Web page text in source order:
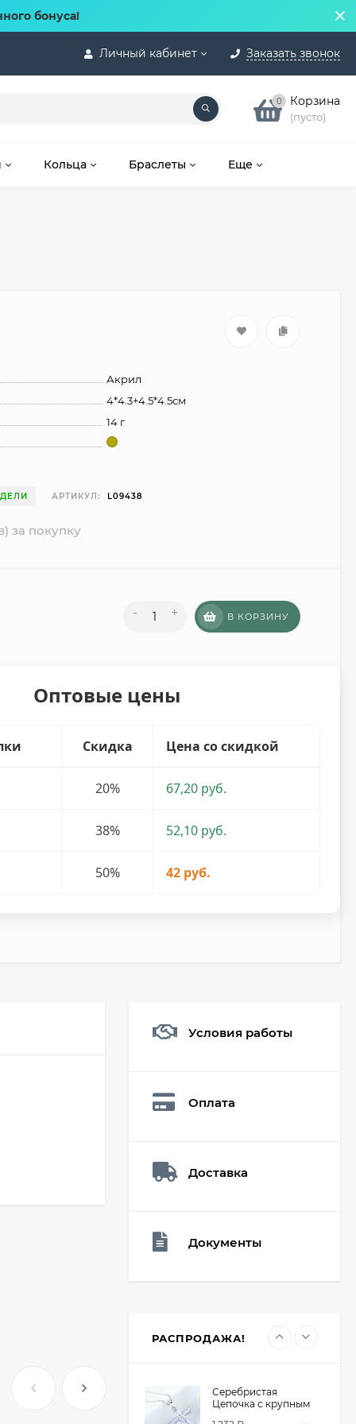
бонуса!
Личный кабинет Заказать звонок
0 Корзина
(пусто)
Кольца Браслеты Еще
Акрил
4*4.3+4.5*4.5см
14 г
АРТИКУЛ: L09438
за покупку
- + В КОРЗИНУ
Оптовые цены
Скидка Цена со скидкой
20% 67,20 руб.
38% 52,10 руб.
50% 42 руб.
Условия работы
Оплата
Доставка
Документы
РАСПРОДАЖА!
19₽
Мешочек (5*7см)
Серебристая
Цепочка с крупным